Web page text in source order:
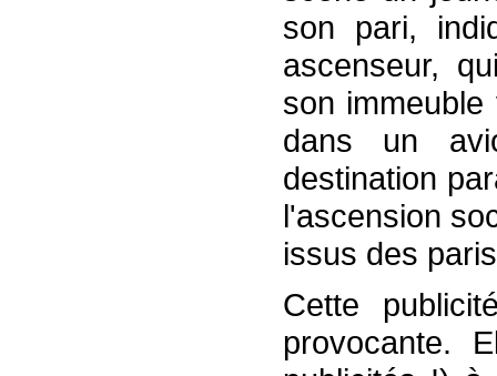
son pari,
ascenseur,
son
dans un
destination
l'ascension
issus des
Cette
provocante.